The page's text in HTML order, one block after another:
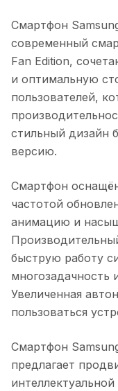
Смартфон
современный
Fan Edition,
и оптимальную
пользователей,
стильный дизайн
версию.
Смартфон
частотой
анимацию и
быструю работу
многозадачность
Увеличенная
пользоваться
Смартфон
предлагает